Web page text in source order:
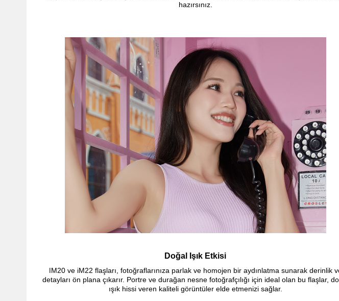
hazırsınız.
Doğal Işık Etkisi
M20 ve iM22 flaşları, fotoğraflarınıza parlak ve homojen bir aydınlatma sunarak derinlik
detayları ön plana çıkarır. Portre ve durağan nesne fotoğrafçılığı için ideal olan bu flaşlar,
ışık hissi veren kaliteli görüntüler elde etmenizi sağlar.